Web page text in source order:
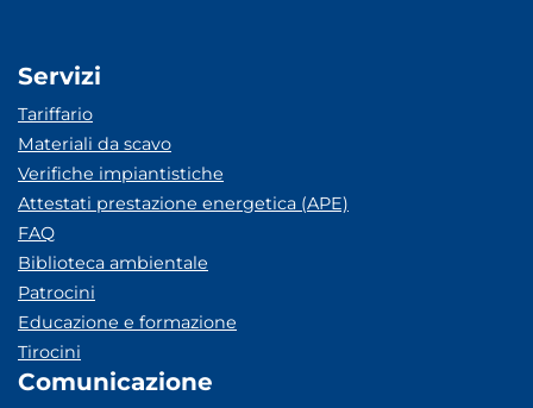
Servizi
Tariffario
Materiali da scavo
Verifiche impiantistiche
Attestati prestazione energetica (APE)
FAQ
Biblioteca ambientale
Patrocini
Educazione e formazione
Tirocini
Comunicazione